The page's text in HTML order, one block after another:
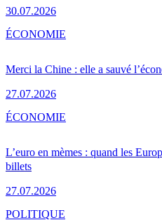
30.07.2026
Merci la Chine : elle a sauvé
27.07.2026
ÉCONOMIE
L’euro en mèmes : quand les
billets
27.07.2026
ÉCONOMIE
POLITIQUE